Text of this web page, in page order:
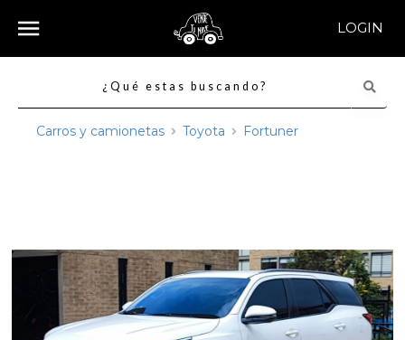
LOGIN
Carros y camionetas Toyota Fortuner